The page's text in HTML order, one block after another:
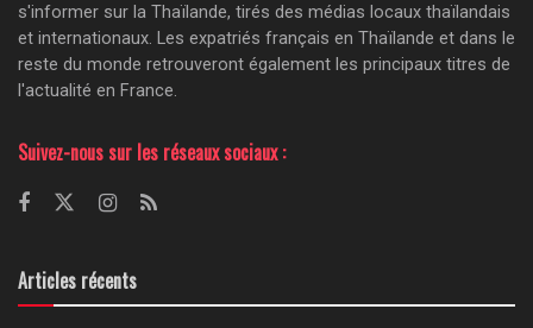
s'informer sur la Thaïlande, tirés des médias locaux thaïlandais
et internationaux. Les expatriés français en Thaïlande et dans le
reste du monde retrouveront également les principaux titres de
l'actualité en France.
Suivez-nous sur les réseaux sociaux :
Articles récents